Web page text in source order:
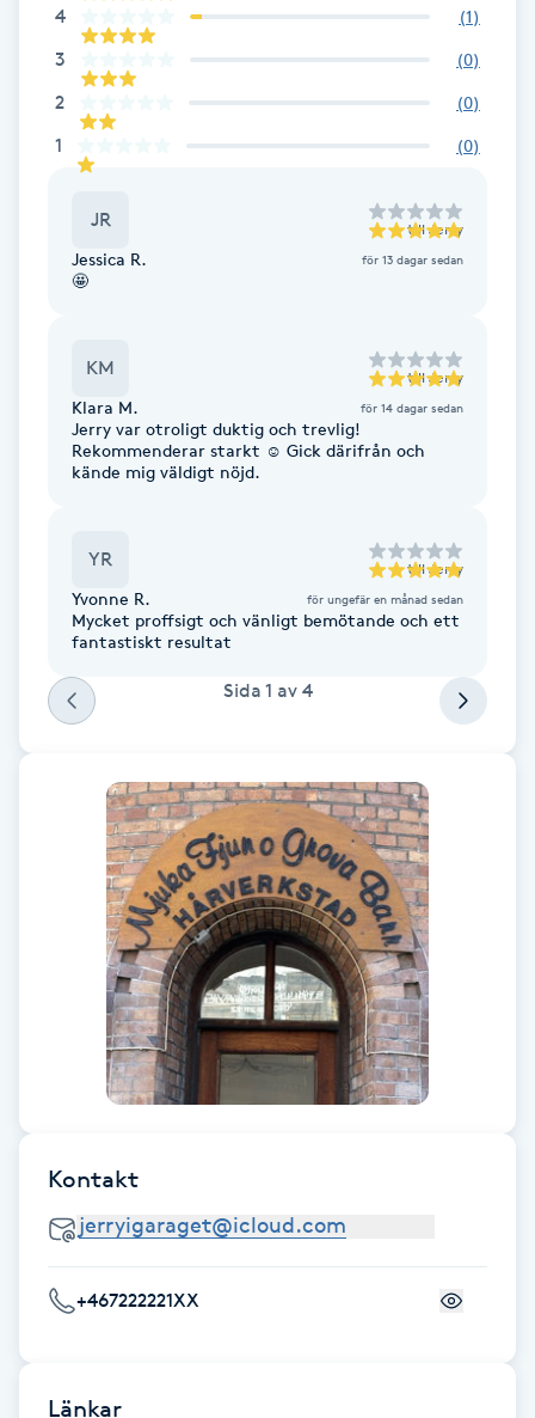
Bröllopsuppsättning
Celluliter
Coachning
Color correction
Damklippning
Enzympeeling
Extensions
Extensions borttagning
Eyeliner-tatuering
Face framing
Faceliftmassage
Fet hårbotten
Fettreducering
Fibromassage
Fillers
Fotmassage
4 (1)
3 (0)
2 (0)
1 (0)
JR till Jerry
Jessica R. för 13 dagar sedan
🤩
KM till Jerry
Klara M. för 14 dagar sedan
Jerry var otroligt duktig och trevlig!
Rekommenderar starkt ☺️ Gick därifrån och
kände mig väldigt nöjd.
YR till Jerry
Yvonne R. för ungefär en månad sedan
Mycket proffsigt och vänligt bemötande och ett
fantastiskt resultat
Sida 1 av 4
Kontakt
+467222221XX
Länkar